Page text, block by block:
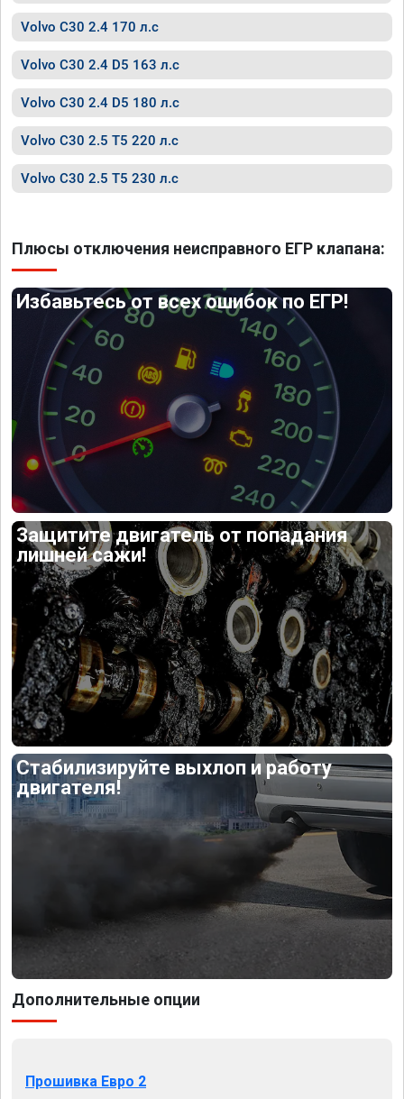
Volvo C30 2.4 170 л.с
Volvo C30 2.4 D5 163 л.с
Volvo C30 2.4 D5 180 л.с
Volvo C30 2.5 T5 220 л.с
Volvo C30 2.5 T5 230 л.с
Плюсы отключения неисправного ЕГР клапана:
Избавьтесь от всех ошибок по ЕГР!
Защитите двигатель от попадания
лишней сажи!
Стабилизируйте выхлоп и работу
двигателя!
Дополнительные опции
Прошивка Евро 2